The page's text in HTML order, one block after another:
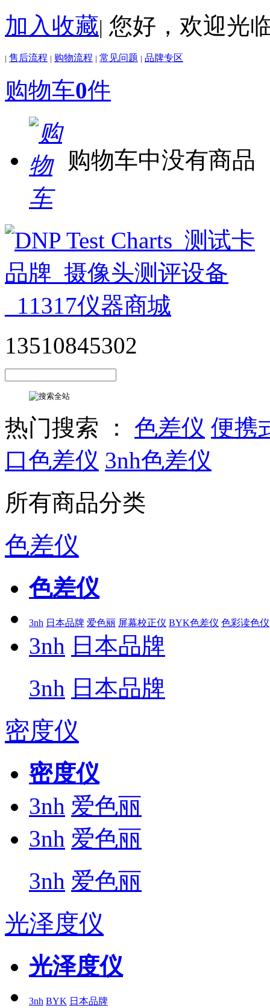
加入收藏| 您好，欢迎光
| 售后流程 | 购物流程 | 常见问题 | 品牌专区
购物车0件
购物车中没有商品
13510845302
热门搜索 ： 色差仪 便携
口色差仪 3nh色差仪
所有商品分类
色差仪
色差仪
3nh 日本品牌 爱色丽 屏幕校正仪 BYK色差仪 色彩读色仪
3nh 日本品牌
3nh 日本品牌
密度仪
密度仪
3nh 爱色丽
3nh 爱色丽
3nh 爱色丽
光泽度仪
光泽度仪
3nh BYK 日本品牌